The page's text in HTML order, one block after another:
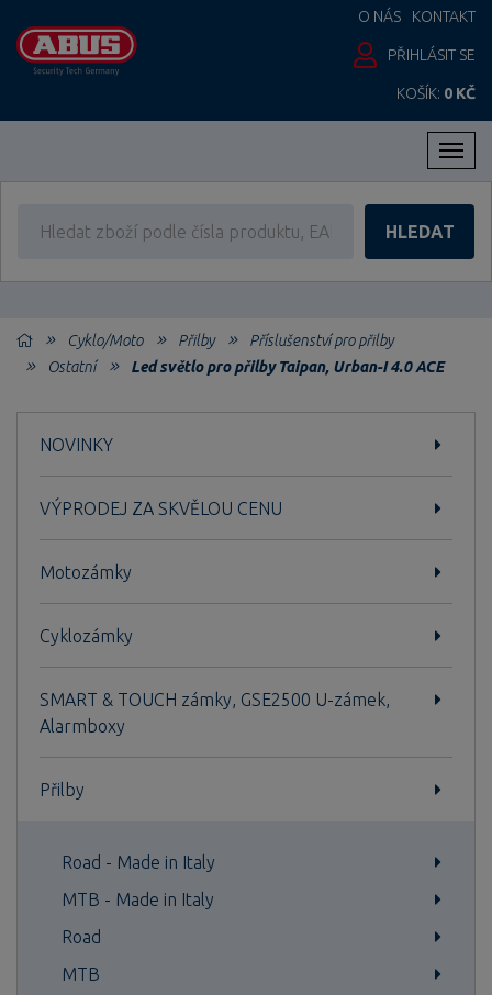
O NÁS KONTAKT
PŘIHLÁSIT SE
KOŠÍK: 0 KČ
HLEDAT
Cyklo/Moto Přilby
Příslušenství pro přilby
Ostatní
Led světlo pro přilby Taipan, Urban-I 4.0 ACE
NOVINKY
VÝPRODEJ ZA SKVĚLOU CENU
Motozámky
Cyklozámky
SMART & TOUCH zámky, GSE2500 U-zámek,
Alarmboxy
Přilby
Road - Made in Italy
MTB - Made in Italy
Road
MTB